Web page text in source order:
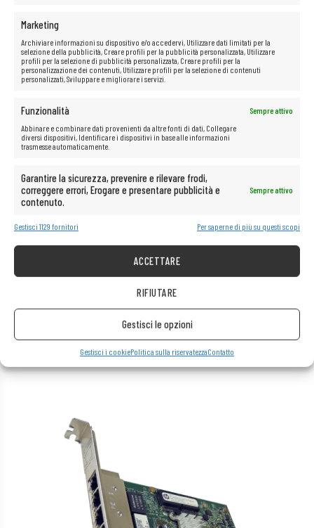
Marketing
Archiviare informazioni su dispositivo e/o accedervi, Utilizzare dati limitati per la
selezione della pubblicità, Creare profili per la pubblicità personalizzata, Utilizzare
profili per la selezione di pubblicità personalizzata, Creare profili per la
personalizzazione dei contenuti, Utilizzare profili per la selezione di contenuti
personalizzati, Sviluppare e migliorare i servizi.
Funzionalità
Sempre attivo
Abbinare e combinare dati provenienti da altre fonti di dati, Collegare
diversi dispositivi, Identificare i dispositivi in base alle informazioni
trasmesse automaticamente.
Garantire la sicurezza, prevenire e rilevare frodi,
correggere errori, Erogare e presentare pubblicità e
contenuto.
Sempre attivo
Gestisci 1129 fornitori Per saperne di più su questi scopi
ACCETTARE
RIFIUTARE
Gestisci le opzioni
Gestisci i cookiePolitica sulla riservatezzaContatto